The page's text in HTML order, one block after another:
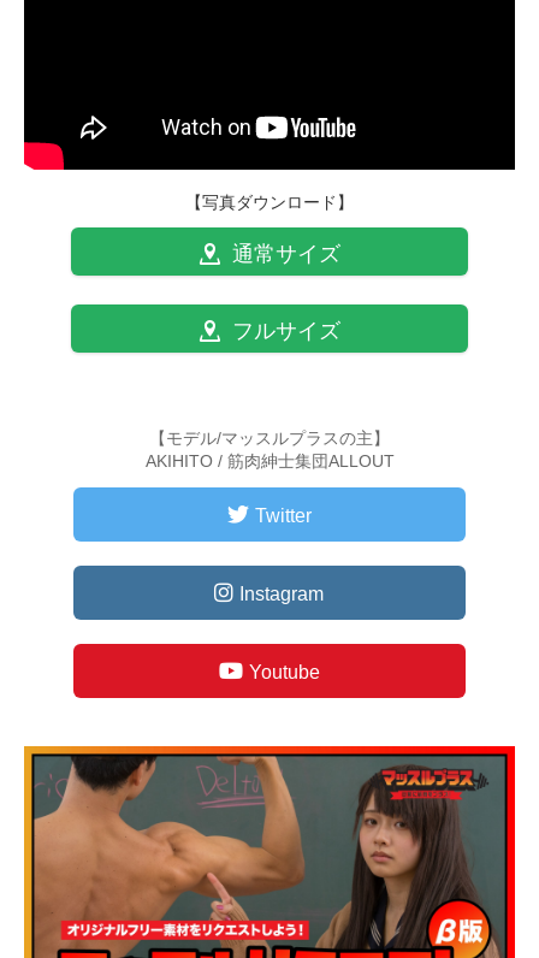
【写真ダウンロード】
通常サイズ
フルサイズ
【モデル/マッスルプラスの主】
AKIHITO / 筋肉紳士集団ALLOUT
Twitter
Instagram
Youtube